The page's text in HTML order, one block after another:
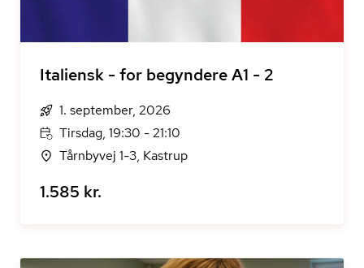
Italiensk - for begyndere A1 - 2
1. september, 2026
Tirsdag, 19:30 - 21:10
Tårnbyvej 1-3, Kastrup
1.585 kr.